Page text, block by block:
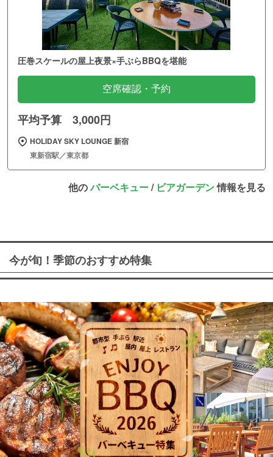
圧巻スケールの屋上夜景×手ぶらBBQを堪能
空席確認・予約
平均予算 3,000円
HOLIDAY SKY LOUNGE 新宿
東新宿駅／東京都
他のバーベキュー/ ビアガーデン情報を見る
今が旬！季節のおすすめ特集